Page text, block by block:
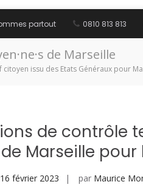
partout 0810 813 813
de Marseille
citoyen issu des Etats Généraux pour
de contrôle
Marseille
16 février 2023 par Maurice